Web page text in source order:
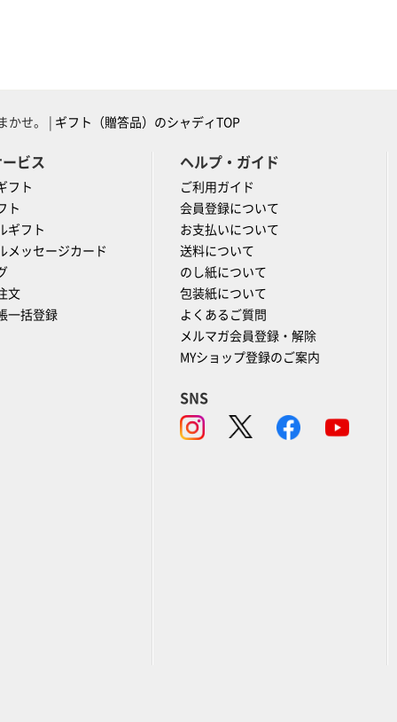
かせ。 | ギフト（贈答品）のシャディTOP
ビス
フト
ト
ギフト
メッセージカード
文
一括登録
ヘルプ・ガイド
ご利用ガイド
会員登録について
お支払いについて
送料について
のし紙について
包装紙について
よくあるご質問
メルマガ会員登録・解除
MYショップ登録のご案内
SNS